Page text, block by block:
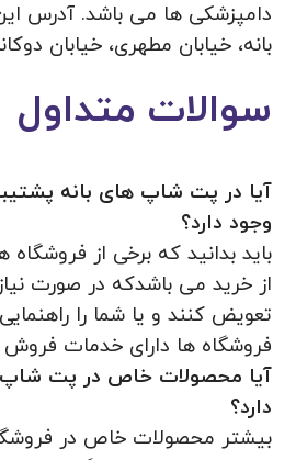
دامپزشکی ها می باشد. آدرس
بانه، خیابان مطهری، خیابان
سوالات متداول
آیا در پت شاپ های بانه
وجود دارد؟
باید بدانید که برخی از فروشگاه
از خرید می باشدکه در صورت
تعویض کنند و یا شما را
فروشگاه ها دارای خدمات
آیا محصولات خاص در پت شاپ
دارد؟
بیشتر محصولات خاص در